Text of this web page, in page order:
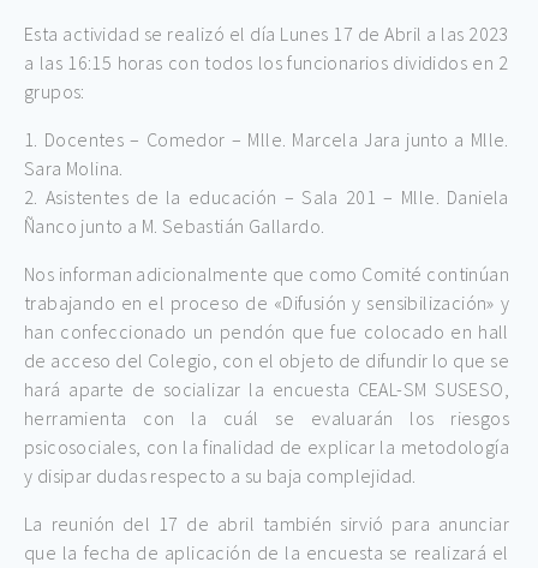
Esta actividad se realizó el día Lunes 17 de Abril a las 2023
a las 16:15 horas con todos los funcionarios divididos en 2
grupos:
1. Docentes – Comedor – Mlle. Marcela Jara junto a Mlle.
Sara Molina.
2. Asistentes de la educación – Sala 201 – Mlle. Daniela
Ñanco junto a M. Sebastián Gallardo.
Nos informan adicionalmente que como Comité continúan
trabajando en el proceso de «Difusión y sensibilización» y
han confeccionado un pendón que fue colocado en hall
de acceso del Colegio, con el objeto de difundir lo que se
hará aparte de socializar la encuesta CEAL-SM SUSESO,
herramienta con la cuál se evaluarán los riesgos
psicosociales, con la finalidad de explicar la metodología
y disipar dudas respecto a su baja complejidad.
La reunión del 17 de abril también sirvió para anunciar
que la fecha de aplicación de la encuesta se realizará el